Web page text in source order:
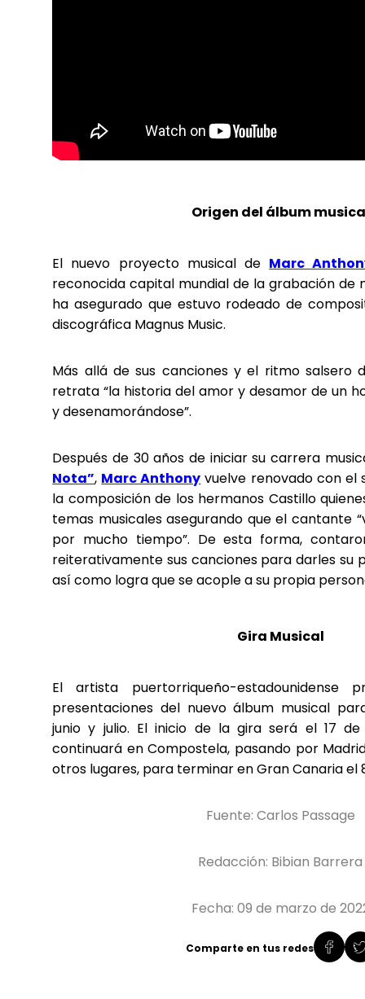
Origen del álbum
El nuevo proyecto musical de Marc
reconocida capital mundial de la grabación de
ha asegurado que estuvo rodeado de
discográfica Magnus Music.
Más allá de sus canciones y el ritmo salsero
retrata “la historia del amor y desamor de un
y desenamorándose”.
Después de 30 años de iniciar su carrera
Nota”, Marc Anthony vuelve renovado con el
la composición de los hermanos Castillo
temas musicales asegurando que el cantante
por mucho tiempo”. De esta forma,
reiterativamente sus canciones para darles su
así como logra que se acople a su propia
Gira Musical
El artista puertorriqueño-estadounidense
presentaciones del nuevo álbum musical
junio y julio. El inicio de la gira será el 17
continuará en Compostela, pasando por
otros lugares, para terminar en Gran Canaria el
Fuente: Carlos Passage
Redacción: Bibian Barrera
Fecha: 09 de marzo de
Comparte en tus redes